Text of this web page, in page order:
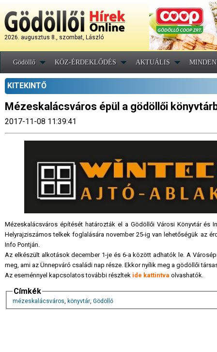
2026. augusztus 8., szombat, László
Gödöllő KÖZ-ÉRDEKLŐDÉS AKTUÁLIS
KITEKINTŐ
Mézeskalácsváros épül a gödöllői
2017-11-08 11:39:41
Mézeskalácsváros építését határozták el a Gödöllői Városi Könyvtár és
Helyrajziszámos telkek foglalására november 25-ig van lehetőségük az
Info Pontján.
Az elkészült alkotások december 1-je és 6-a között adhatók le. A
meg, ami az Ünnepváró családi nap része. Ekkor nyílik meg a gödöllői
Az eseménnyel kapcsolatos további részltek ide kattintva olvashatók.
Címkék
mézeskalácsváros, könyvtár, Gödöllő